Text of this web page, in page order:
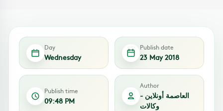
Day
Wednesday
Publish date
23 May 2018
Publish time
09:48 PM
Author
العاصمة أونلاين -
وكالات